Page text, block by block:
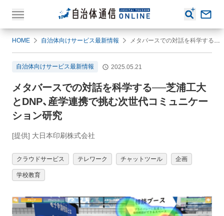
HOME 自治体向けサービス最新情報 メタバースでの対話を科学する──芝浦工大とDNP、産学連携で挑む次世代コミュニケーション研究
自治体向けサービス最新情報 2025.05.21
メタバースでの対話を科学する──芝浦工大
とDNP、産学連携で挑む次世代コミュニケー
ション研究
[提供] 大日本印刷株式会社
クラウドサービス テレワーク チャットツール 企画
学校教育